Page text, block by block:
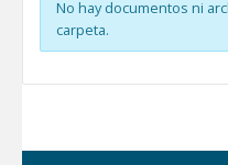
No hay documentos ni
carpeta.